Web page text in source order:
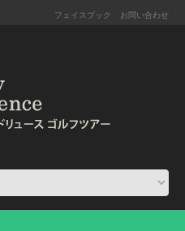
フェイスブック お問い合わせ